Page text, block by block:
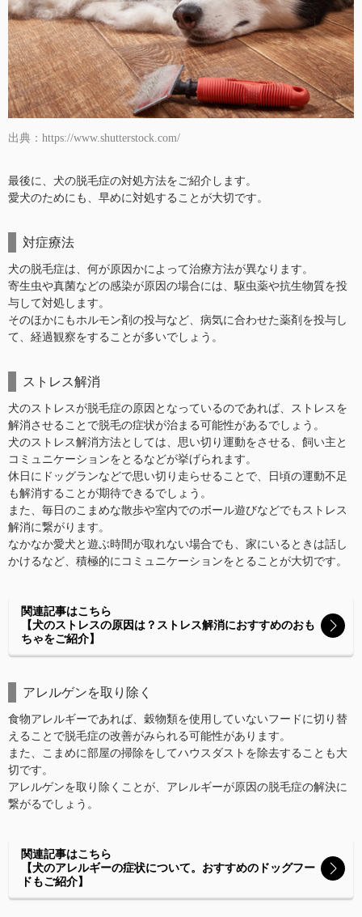
出典：https://www.shutterstock.com/
最後に、犬の脱毛症の対処方法をご紹介します。
愛犬のためにも、早めに対処することが大切です。
対症療法
犬の脱毛症は、何が原因かによって治療方法が異なります。
寄生虫や真菌などの感染が原因の場合には、駆虫薬や抗生物質を投
与して対処します。
そのほかにもホルモン剤の投与など、病気に合わせた薬剤を投与し
て、経過観察をすることが多いでしょう。
ストレス解消
犬のストレスが脱毛症の原因となっているのであれば、ストレスを
解消させることで脱毛の症状が治まる可能性があるでしょう。
犬のストレス解消方法としては、思い切り運動をさせる、飼い主と
コミュニケーションをとるなどが挙げられます。
休日にドッグランなどで思い切り走らせることで、日頃の運動不足
も解消することが期待できるでしょう。
また、毎日のこまめな散歩や室内でのボール遊びなどでもストレス
解消に繋がります。
なかなか愛犬と遊ぶ時間が取れない場合でも、家にいるときは話し
かけるなど、積極的にコミュニケーションをとることが大切です。
関連記事はこちら
【犬のストレスの原因は？ストレス解消におすすめのおも
ちゃをご紹介】
アレルゲンを取り除く
食物アレルギーであれば、穀物類を使用していないフードに切り替
えることで脱毛症の改善がみられる可能性があります。
また、こまめに部屋の掃除をしてハウスダストを除去することも大
切です。
アレルゲンを取り除くことが、アレルギーが原因の脱毛症の解決に
繋がるでしょう。
関連記事はこちら
【犬のアレルギーの症状について。おすすめのドッグフー
ドもご紹介】